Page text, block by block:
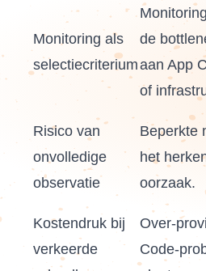
Monitoring als
selectiecriterium
de
aan App
of
Risico van
onvolledige
observatie
Beperkte
het
oorzaak.
Kostendruk bij
verkeerde
Over-
Code-